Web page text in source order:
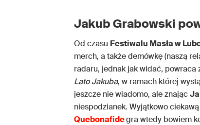
Jakub Grabowski
Od czasu Festiwalu Masła w
merch, a także demówkę (naszą
radaru, jednak jak widać, powraca
Lato Jakuba, w ramach której
jeszcze nie wiadomo, ale znając
niespodzianek. Wyjątkowo
Quebonafidegra wtedy bowiem